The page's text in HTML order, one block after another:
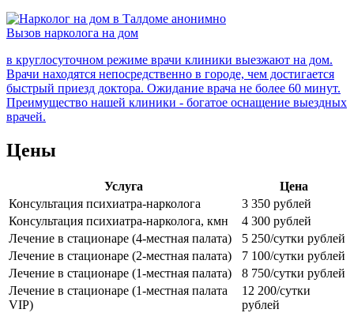
Вызов нарколога на дом
в круглосуточном режиме врачи клиники выезжают на дом.
Врачи находятся непосредственно в городе, чем достигается
быстрый приезд доктора. Ожидание врача не более 60 минут.
Преимущество нашей клиники - богатое оснащение выездных
врачей.
Цены
Услуга
Цена
Консультация психиатра-нарколога
3 350 рублей
Консультация психиатра-нарколога, кмн
4 300 рублей
Лечение в стационаре (4-местная палата)
5 250/сутки рублей
Лечение в стационаре (2-местная палата)
7 100/сутки рублей
Лечение в стационаре (1-местная палата)
8 750/сутки рублей
Лечение в стационаре (1-местная палата
VIP)
12 200/сутки
рублей